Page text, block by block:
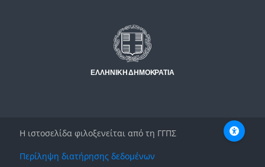
Η ιστοσελίδα φιλοξενείται από τη ΓΓΠΣ
Περίληψη διατήρησης δεδομένων